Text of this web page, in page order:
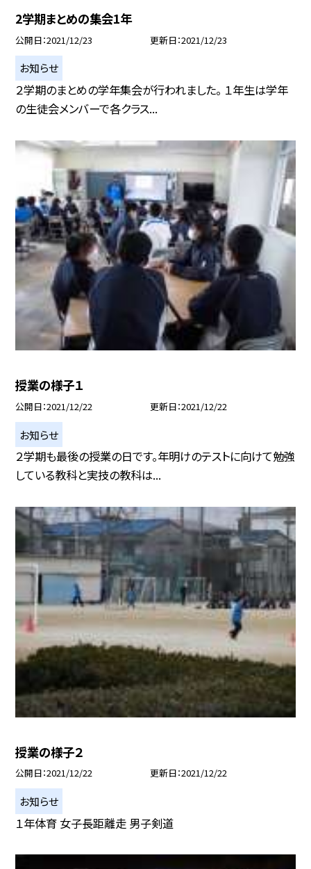
2学期まとめの集会1年
公開日 2021/12/23 更新日 2021/12/23
お知らせ
２学期のまとめの学年集会が行われました。 １年生は学年
の生徒会メンバーで各クラス...
授業の様子１
公開日 2021/12/22 更新日 2021/12/22
お知らせ
２学期も最後の授業の日です。年明けのテストに向けて勉強
している教科と実技の教科は...
授業の様子２
公開日 2021/12/22 更新日 2021/12/22
お知らせ
１年体育 女子長距離走 男子剣道